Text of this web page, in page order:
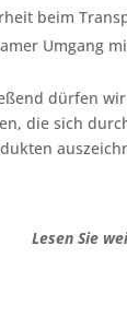
beim
Umgang
dürfen
die sich
Lesen Sie